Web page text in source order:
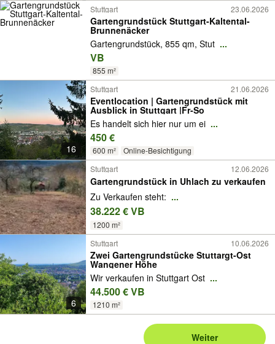
Stuttgart
23.06.2026
Gartengrundstück Stuttgart-Kaltental-
Brunnenäcker
Gartengrundstück, 855 qm, Stut ...
VB
855 m²
16
Stuttgart 21.06.2026
Eventlocation | Gartengrundstück mit
Ausblick in Stuttgart |Fr-So
Es handelt sich hier nur um ei ...
450 €
600 m²
Online-Besichtigung
Stuttgart
12.06.2026
Gartengrundstück in Uhlach zu verkaufen
Zu Verkaufen steht: ...
38.222 € VB
1200 m²
6
Stuttgart 10.06.2026
Zwei Gartengrundstücke Stuttargt-Ost
Wangener Höhe
Wir verkaufen in Stuttgart Ost ...
44.500 € VB
1210 m²
Weiter